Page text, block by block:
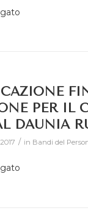
PER IL
DAUNIA
/ in Bandi del